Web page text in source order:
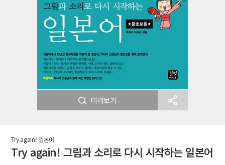
미리보기
Try again! 일본어
Try again! 그림과 소리로 다시 시작하는 일본어